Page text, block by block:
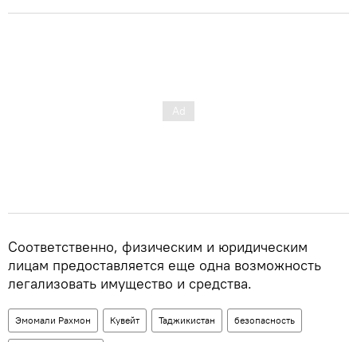
Соответственно, физическим и юридическим
лицам предоставляется ​​еще одна возможность
легализовать имущество и средства.
Эмомали Рахмон Кувейт Таджикистан безопасность